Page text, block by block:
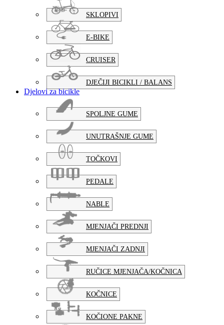
SKLOPIVI
E-BIKE
CRUISER
DJEČIJI BICIKLI / BALANS
Djelovi za bicikle
SPOLJNE GUME
UNUTRAŠNJE GUME
TOČKOVI
PEDALE
NABLE
MJENJAČI PREDNJI
MJENJAČI ZADNJI
RUČICE MJENJAČA/KOČNICA
KOČNICE
KOČIONE PAKNE